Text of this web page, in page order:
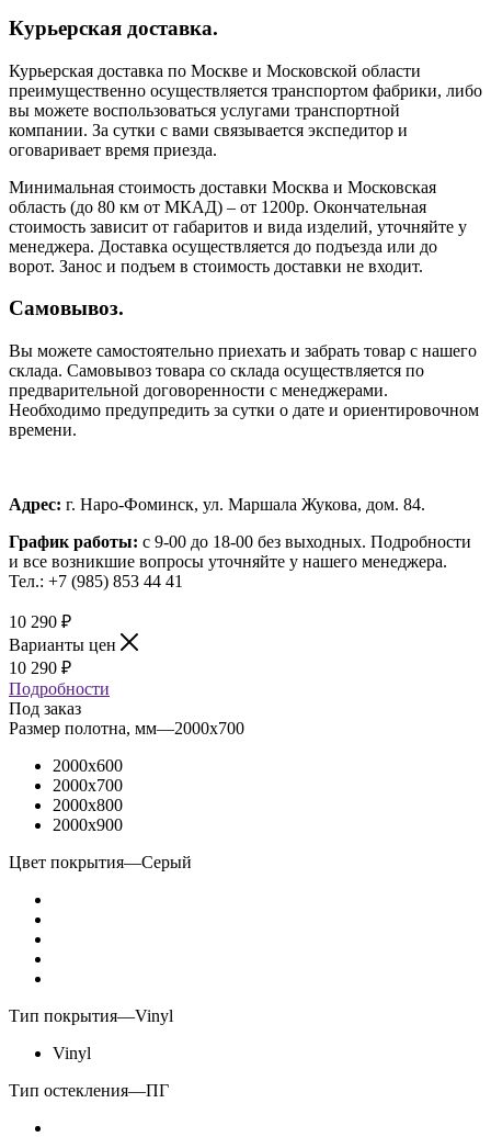
Курьерская доставка.
Курьерская доставка по Москве и Московской области
преимущественно осуществляется транспортом фабрики, либо
вы можете воспользоваться услугами транспортной
компании. За сутки с вами связывается экспедитор и
оговаривает время приезда.
Минимальная стоимость доставки Москва и Московская
область (до 80 км от МКАД) – от 1200р. Окончательная
стоимость зависит от габаритов и вида изделий, уточняйте у
менеджера. Доставка осуществляется до подъезда или до
ворот. Занос и подъем в стоимость доставки не входит.
Самовывоз.
Вы можете самостоятельно приехать и забрать товар с нашего
склада. Самовывоз товара со склада осуществляется по
предварительной договоренности с менеджерами.
Необходимо предупредить за сутки о дате и ориентировочном
времени.
Адрес: г. Наро-Фоминск, ул. Маршала Жукова, дом. 84.
График работы: с 9-00 до 18-00 без выходных. Подробности
и все возникшие вопросы уточняйте у нашего менеджера.
Тел.: +7 (985) 853 44 41
10 290 ₽
Варианты цен
10 290 ₽
Подробности
Под заказ
Размер полотна, мм—2000x700
2000x600
2000x700
2000x800
2000x900
Цвет покрытия—Серый
Тип покрытия—Vinyl
Vinyl
Тип остекления—ПГ